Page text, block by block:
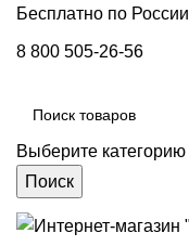
Бесплатно по России
8 800 505-26-56
Выберите категорию
Поиск